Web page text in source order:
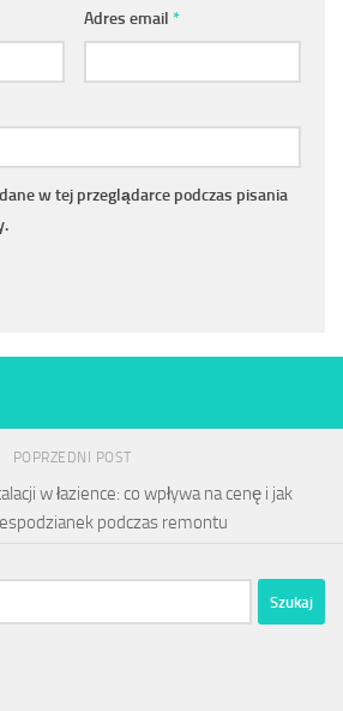
Adres email *
w tej przeglądarce podczas pisania
POPRZEDNI POST
w łazience: co wpływa na cenę i jak
podczas remontu